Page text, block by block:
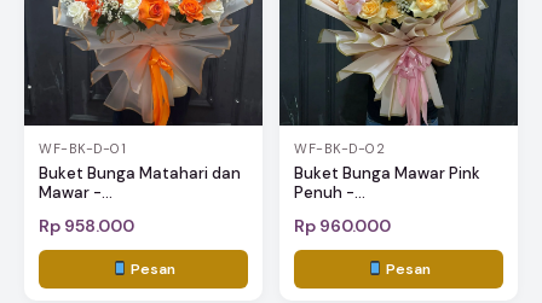
WF-BK-D-01
Buket Bunga Matahari dan
Mawar -...
Rp 958.000
Pesan
WF-BK-D-02
Buket Bunga Mawar Pink
Penuh -...
Rp 960.000
Pesan